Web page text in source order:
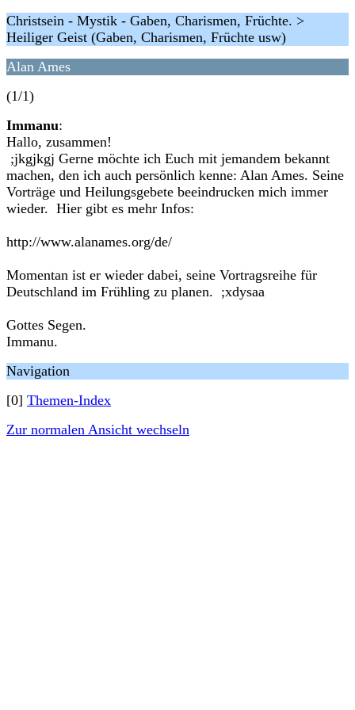
Christsein - Mystik - Gaben, Charismen, Früchte. >
Heiliger Geist (Gaben, Charismen, Früchte usw)
Alan Ames
(1/1)
Immanu:
Hallo, zusammen!
;jkgjkgj Gerne möchte ich Euch mit jemandem bekannt
machen, den ich auch persönlich kenne: Alan Ames. Seine
Vorträge und Heilungsgebete beeindrucken mich immer
wieder. Hier gibt es mehr Infos:
http://www.alanames.org/de/
Momentan ist er wieder dabei, seine Vortragsreihe für
Deutschland im Frühling zu planen. ;xdysaa
Gottes Segen.
Immanu.
Navigation
[0] Themen-Index
Zur normalen Ansicht wechseln